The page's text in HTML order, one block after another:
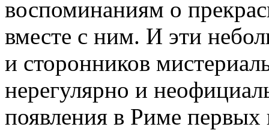
воспоминаниям о
вместе с ним. И эти
и сторонников
нерегулярно и
появления в Риме первых